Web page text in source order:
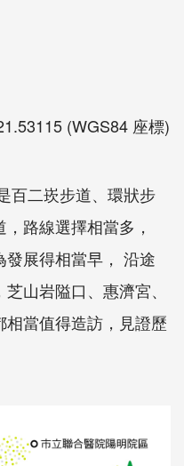
(WGS84 座標)
百二崁步道、環狀步
路線選擇相當多，
展得相當早， 沿途
山岩隘口、惠濟宮、
當值得造訪，見證歷